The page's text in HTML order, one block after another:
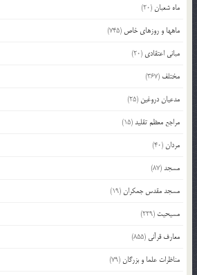
ماه شعبان(20)
ماهها و روزهای خاص (745)
مبانی اعتقادی (20)
مختلف (367)
مدعیان دروغین (25)
مراجع معظم تقلید(15)
مردان(40)
مسجد(87)
مسجد مقدس جمکران(19)
مسیحیت (229)
معارف قرآنی (855)
مناظرات علما و بزرگان(79)